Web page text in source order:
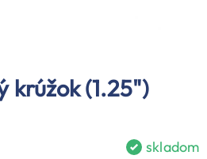
krúžok (1.25")
skladom